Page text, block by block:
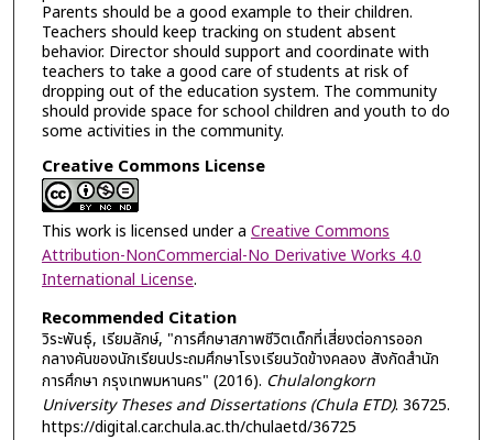
Parents should be a good example to their children.
Teachers should keep tracking on student absent
behavior. Director should support and coordinate with
teachers to take a good care of students at risk of
dropping out of the education system. The community
should provide space for school children and youth to do
some activities in the community.
Creative Commons License
This work is licensed under a Creative Commons
Attribution-NonCommercial-No Derivative Works 4.0
International License.
Recommended Citation
วิระพันธุ์, เรียมลักษ์, "การศึกษาสภาพชีวิตเด็กที่เสี่ยงต่อการออก
กลางคันของนักเรียนประถมศึกษาโรงเรียนวัดข้างคลอง สังกัดสำนัก
การศึกษา กรุงเทพมหานคร" (2016). Chulalongkorn
University Theses and Dissertations (Chula ETD). 36725.
https://digital.car.chula.ac.th/chulaetd/36725